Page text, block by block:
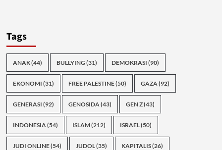
Tags
ANAK(44) BULLYING (31) DEMOKRASI (90)
EKONOMI (31) FREE PALESTINE(50) GAZA(92)
GENERASI (92) GENOSIDA(43) GEN Z(43)
INDONESIA(54) ISLAM(212) ISRAEL(50)
JUDI ONLINE(54) JUDOL(35) KAPITALIS(26)